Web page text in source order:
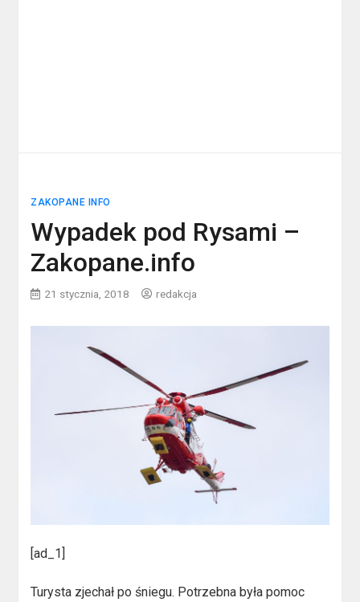
ZAKOPANE INFO
Wypadek pod Rysami –
Zakopane.info
21 stycznia, 2018 redakcja
[ad_1]
Turysta zjechał po śniegu. Potrzebna była pomoc